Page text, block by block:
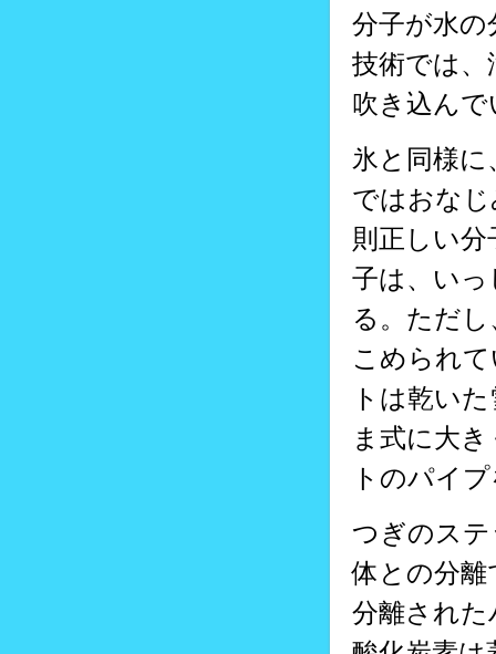
分子が水の
技術では、
吹き込んで
氷と同様
ではおな
則正しい
子は、い
る。ただ
こめられ
トは乾い
ま式に大
トのパイ
つぎのス
体との分
分離され